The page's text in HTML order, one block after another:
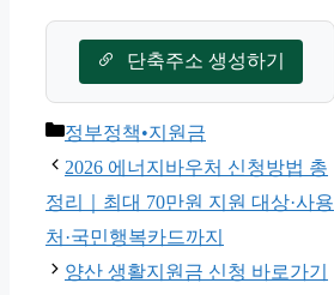
30억 이하 인천사랑상
품권 가맹점에서 사용
천e음 결제와 달리 추
가 캐시백은 제공되지
않습니다.
단축주소 생성하기
카
테
고
리
정부정책•지원금
2026 에너지바우처 신청방법 총
정리｜최대 70만원 지원 대상·사용
처·국민행복카드까지
양산 생활지원금 신청 바로가기